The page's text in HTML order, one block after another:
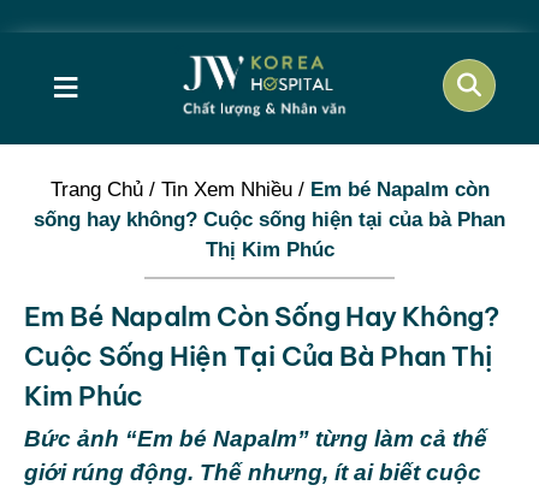
≡
Trang Chủ/ Tin Xem Nhiều/ Em bé Napalm còn
sống hay không? Cuộc sống hiện tại của bà Phan
Thị Kim Phúc
Em Bé Napalm Còn Sống Hay Không?
Cuộc Sống Hiện Tại Của Bà Phan Thị
Kim Phúc
Bức ảnh “Em bé Napalm” từng làm cả thế
giới rúng động. Thế nhưng, ít ai biết cuộc